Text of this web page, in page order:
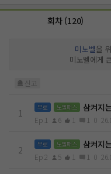
나 지극히 이성적
고 만났더
어삼켜지기 전까지는……. “
다해야지.
회차 (120)
미노벨을
미노벨에게
신고
1
무료 노벨패스 삼켜지
Ep.1 6 1 1 0
2
무료 노벨패스 삼켜지
Ep.2 5 1 1 0